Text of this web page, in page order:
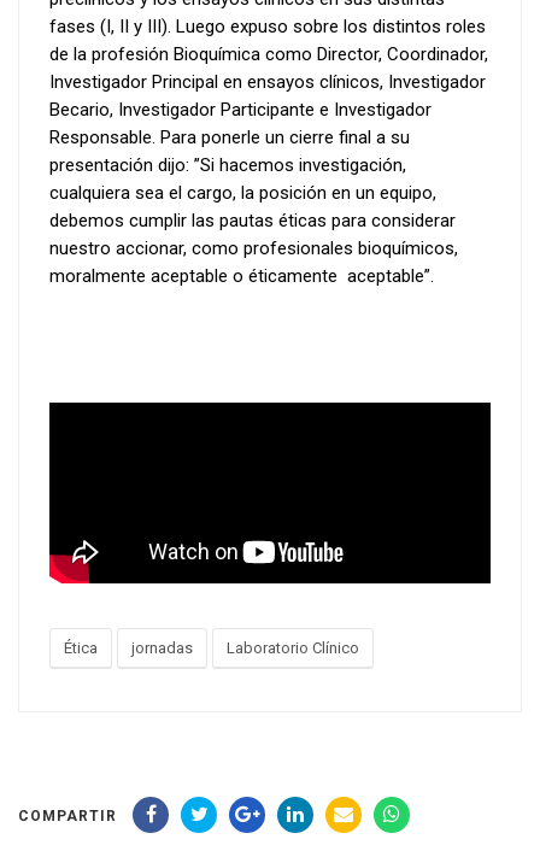
fases (I, II y III). Luego expuso sobre los distintos roles
de la profesión Bioquímica como Director, Coordinador,
Investigador Principal en ensayos clínicos, Investigador
Becario, Investigador Participante e Investigador
Responsable. Para ponerle un cierre final a su
presentación dijo: ”Si hacemos investigación,
cualquiera sea el cargo, la posición en un equipo,
debemos cumplir las pautas éticas para considerar
nuestro accionar, como profesionales bioquímicos,
moralmente aceptable o éticamente aceptable”.
Ética jornadas Laboratorio Clínico
COMPARTIR